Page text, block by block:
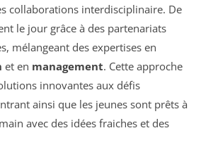
collaborations interdisciplinaire. De
le jour grâce à des partenariats
mélangeant des expertises en
et en management. Cette approche
innovantes aux défis
ainsi que les jeunes sont prêts à
avec des idées fraiches et des